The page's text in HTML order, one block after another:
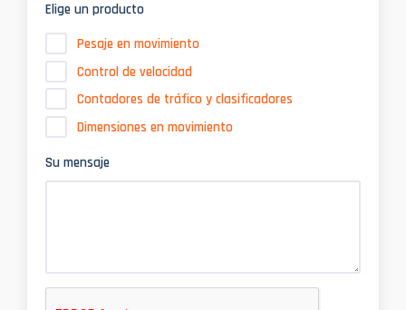
Elige un producto
Pesaje en movimiento
Control de velocidad
Contadores de tráfico y clasificadores
Dimensiones en movimiento
Su mensaje